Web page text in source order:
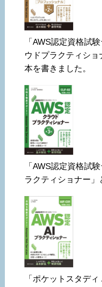
「AWS認定資格試
ウドプラクティショ
本を書きました。
「AWS認定資格試
ラクティショナー」
「ポケットスタデ